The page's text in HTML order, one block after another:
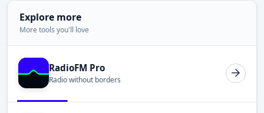
Explore more
More tools you'll love
RadioFM Pro
Radio without borders